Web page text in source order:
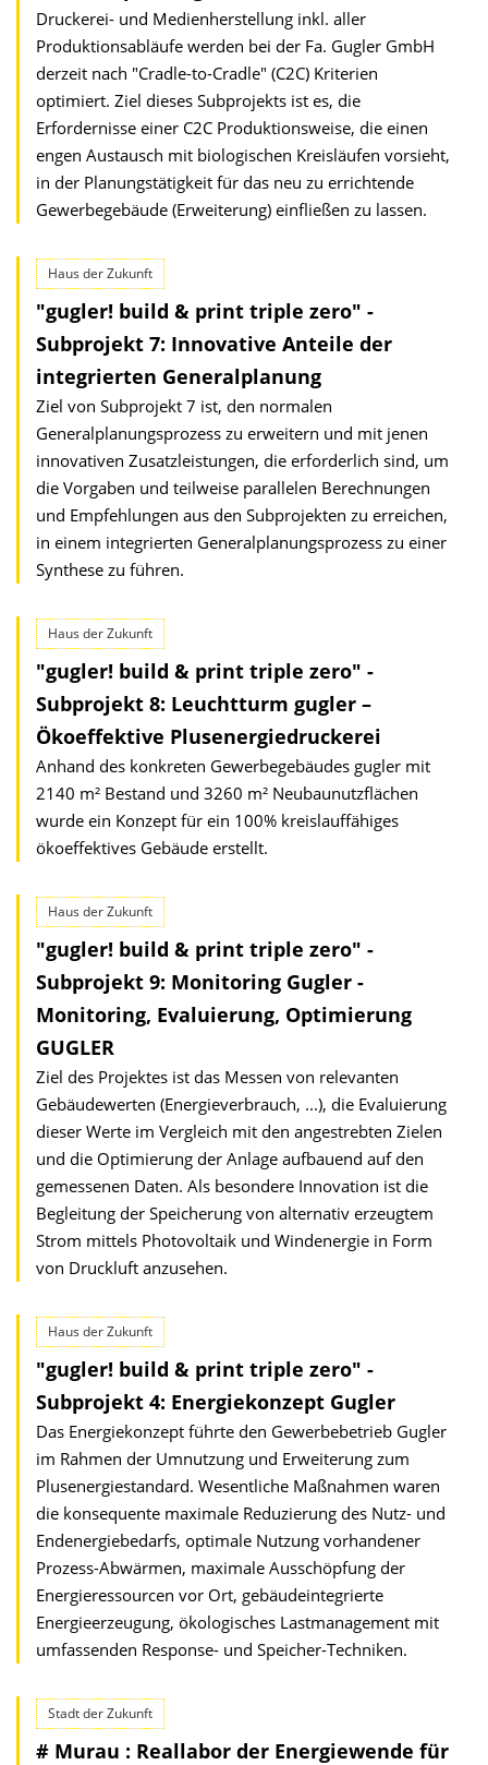
Druckerei- und Medienherstellung inkl. aller
Produktionsabläufe werden bei der Fa. Gugler GmbH
derzeit nach "Cradle-to-Cradle" (C2C) Kriterien
optimiert. Ziel dieses Subprojekts ist es, die
Erfordernisse einer C2C Produktionsweise, die einen
engen Austausch mit biologischen Kreisläufen vorsieht,
in der Planungstätigkeit für das neu zu errichtende
Gewerbegebäude (Erweiterung) einfließen zu lassen.
Haus der Zukunft
"gugler! build & print triple zero" -
Subprojekt 7: Innovative Anteile der
integrierten Generalplanung
Ziel von Subprojekt 7 ist, den normalen
Generalplanungsprozess zu erweitern und mit jenen
innovativen Zusatzleistungen, die erforderlich sind, um
die Vorgaben und teilweise parallelen Berechnungen
und Empfehlungen aus den Subprojekten zu erreichen,
in einem integrierten Generalplanungsprozess zu einer
Synthese zu führen.
Haus der Zukunft
"gugler! build & print triple zero" -
Subprojekt 8: Leuchtturm gugler –
Ökoeffektive Plusenergiedruckerei
Anhand des konkreten Gewerbegebäudes gugler mit
2140 m² Bestand und 3260 m² Neubaunutzflächen
wurde ein Konzept für ein 100% kreislauffähiges
ökoeffektives Gebäude erstellt.
Haus der Zukunft
"gugler! build & print triple zero" -
Subprojekt 9: Monitoring Gugler -
Monitoring, Evaluierung, Optimierung
GUGLER
Ziel des Projektes ist das Messen von relevanten
Gebäudewerten (Energieverbrauch, ...), die Evaluierung
dieser Werte im Vergleich mit den angestrebten Zielen
und die Optimierung der Anlage aufbauend auf den
gemessenen Daten. Als besondere Innovation ist die
Begleitung der Speicherung von alternativ erzeugtem
Strom mittels Photovoltaik und Windenergie in Form
von Druckluft anzusehen.
Haus der Zukunft
"gugler! build & print triple zero" -
Subprojekt 4: Energiekonzept Gugler
Das Energiekonzept führte den Gewerbebetrieb Gugler
im Rahmen der Umnutzung und Erweiterung zum
Plusenergiestandard. Wesentliche Maßnahmen waren
die konsequente maximale Reduzierung des Nutz- und
Endenergiebedarfs, optimale Nutzung vorhandener
Prozess-Abwärmen, maximale Ausschöpfung der
Energieressourcen vor Ort, gebäudeinte­grierte
Energieerzeugung, ökologisches Lastmanagement mit
umfassen­den Response- und Speicher-Techniken.
Stadt der Zukunft
# Murau : Reallabor der Energiewende für